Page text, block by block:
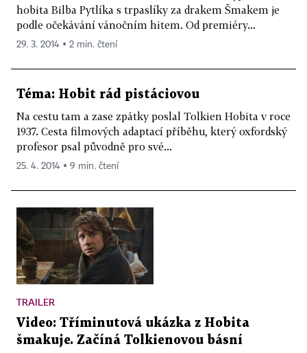
hobita Bilba Pytlíka s trpaslíky za drakem Šmakem je
podle očekávání vánočním hitem. Od premiéry...
29. 3. 2014 ▪ 2 min. čtení
Téma: Hobit rád pistáciovou
Na cestu tam a zase zpátky poslal Tolkien Hobita v roce
1937. Cesta filmových adaptací příběhu, který oxfordský
profesor psal původně pro své...
25. 4. 2014 ▪ 9 min. čtení
TRAILER
Video: Tříminutová ukázka z Hobita
šmakuje. Začíná Tolkienovou básní